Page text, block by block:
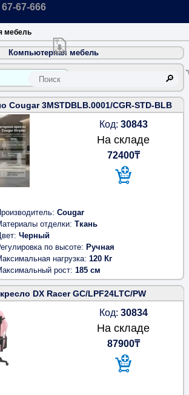
компанию по телефону:
67-666
Скачать прайс-лист розничных
мебель
Компьютерная мебель
Cougar 3MSTDBLB.0001/CGR-STD-BLB
Код: 30843
На складе
72400₸
Cougar
отделки Ткань
Цвет Черный
по высоте
Ручная
нагрузка 120 Кг
рост 185 см
DX Racer GC/LPF24LTC/PW
Код: 30834
На складе
87900₸